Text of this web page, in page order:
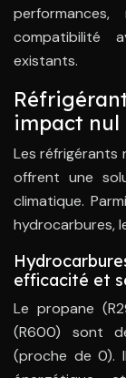
compatibilité
existants.
impact
Les réfrigérants
offrent une
climatique.
hydrocarbures,
efficacité et
Le propane
(R600) sont
(proche de 0).